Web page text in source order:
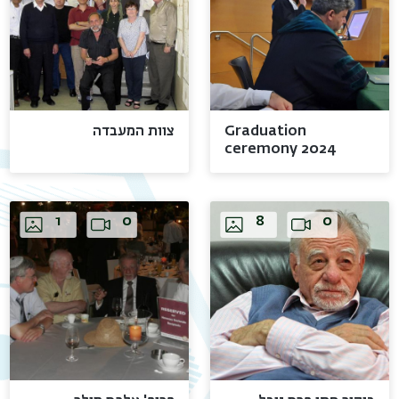
Graduation
ceremony 2024
צוות המעבדה
0
8
0
1